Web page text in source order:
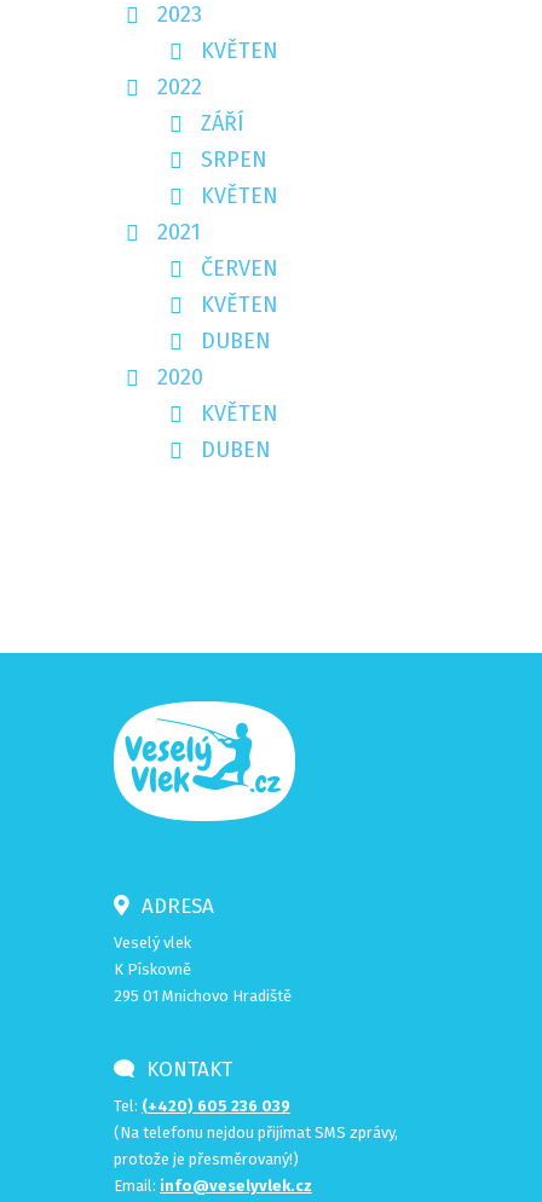
2023
KVĚTEN
2022
ZÁŘÍ
SRPEN
KVĚTEN
2021
ČERVEN
KVĚTEN
DUBEN
2020
KVĚTEN
DUBEN
ADRESA
Veselý vlek
K Pískovně
295 01 Mnichovo Hradiště
KONTAKT
Tel: (+420) 605 236 039
(Na telefonu nejdou přijímat SMS zprávy,
protože je přesměrovaný!)
Email: info@veselyvlek.cz